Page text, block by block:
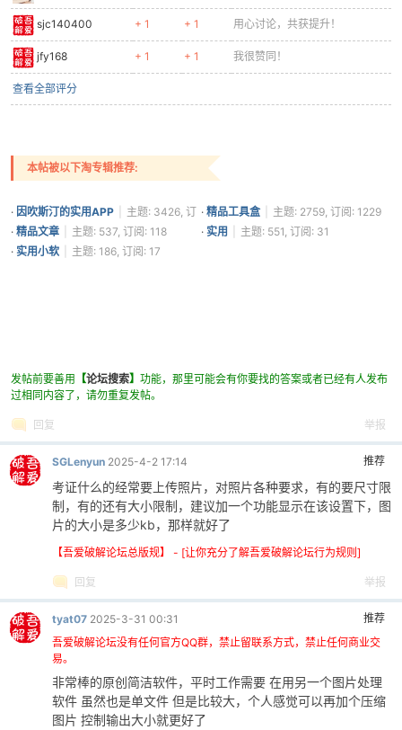
sjc140400 + 1 + 1 用心讨论，共获提升！
jfy168 + 1 + 1 我很赞同！
查看全部评分
本帖被以下淘专辑推荐:
· 因吹斯汀的实用APP
主题: 3426, 订
阅: 1361
· 精品工具盒
主题: 2759, 订阅: 1229
· 精品文章 主题: 537, 订阅: 118 · 实用
主题: 551, 订阅: 31
· 实用小软 主题: 186, 订阅: 17
发帖前要善用 【论坛搜索】 功能，那里可能会有你要找的答案或者已经有人发布
过相同内容了，请勿重复发帖。
回复 举报
推荐
SGLenyun 2025-4-2 17:14
考证什么的经常要上传照片，对照片各种要求，有的要尺寸限
制，有的还有大小限制，建议加一个功能显示在该设置下，图
片的大小是多少kb，那样就好了
【吾爱破解论坛总版规】 - [让你充分了解吾爱破解论坛行为规则]
回复 举报
推荐
tyat07 2025-3-31 00:31
吾爱破解论坛没有任何官方QQ群，禁止留联系方式，禁止任何商业交
易。
非常棒的原创简洁软件，平时工作需要 在用另一个图片处理
软件 虽然也是单文件 但是比较大，个人感觉可以再加个压缩
图片 控制输出大小就更好了